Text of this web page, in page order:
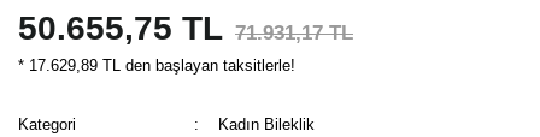
50.655,75 TL 71.931,17 TL
* 17.629,89 TL den başlayan taksitlerle!
Kategori
Kadın Bileklik